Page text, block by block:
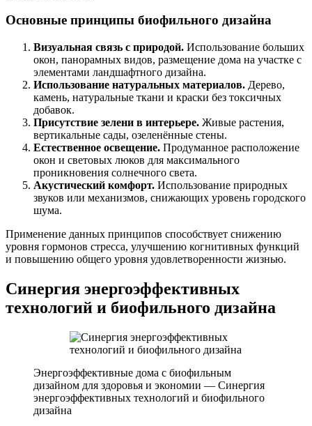
Основные принципы биофильного дизайна
Визуальная связь с природой. Использование больших
окон, панорамных видов, размещение дома на участке с
элементами ландшафтного дизайна.
Использование натуральных материалов. Дерево,
камень, натуральные ткани и краски без токсичных
добавок.
Присутствие зелени в интерьере. Живые растения,
вертикальные сады, озеленённые стены.
Естественное освещение. Продуманное расположение
окон и световых люков для максимального
проникновения солнечного света.
Акустический комфорт. Использование природных
звуков или механизмов, снижающих уровень городского
шума.
Применение данных принципов способствует снижению
уровня гормонов стресса, улучшению когнитивных функций
и повышению общего уровня удовлетворенности жизнью.
Синергия энергоэффективных
технологий и биофильного дизайна
Энергоэффективные дома с биофильным
дизайном для здоровья и экономии — Синергия
энергоэффективных технологий и биофильного
дизайна